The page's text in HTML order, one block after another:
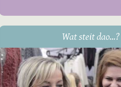
Wat steit dao...?